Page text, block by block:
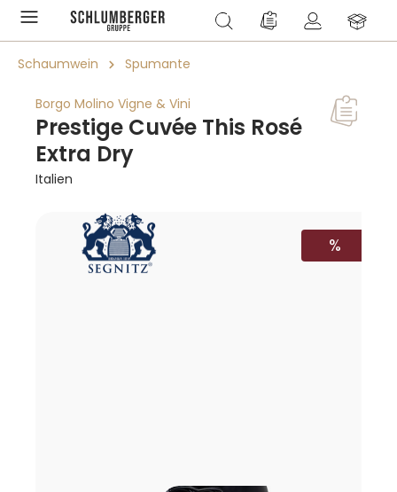
springen Du hast 0 Produkte
Schaumwein Spumante
Borgo Molino Vigne & Vini
Prestige Cuvée This Rosé
Extra Dry
Italien
Bildergalerie überspringen
RABATT
%